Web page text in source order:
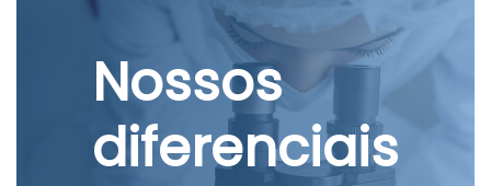
Nossos
diferenciais